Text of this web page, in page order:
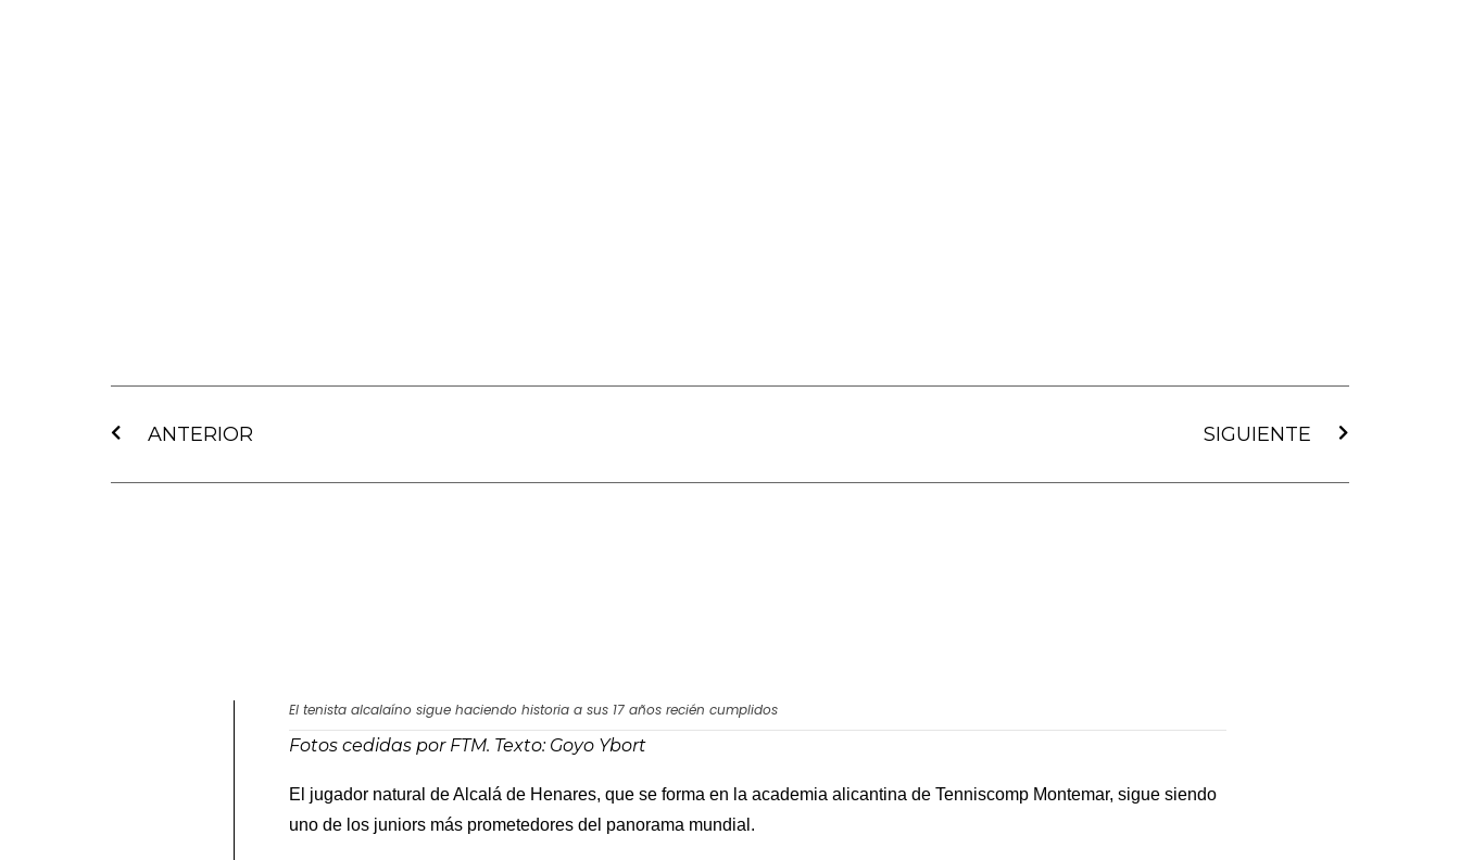
ANTERIOR SIGUIENTE
El tenista alcalaíno sigue haciendo historia a sus 17 años recién cumplidos
Fotos cedidas por FTM. Texto: Goyo Ybort
El jugador natural de Alcalá de Henares, que se forma en la academia alicantina de Tenniscomp Montemar, sigue siendo
uno de los juniors más prometedores del panorama mundial.